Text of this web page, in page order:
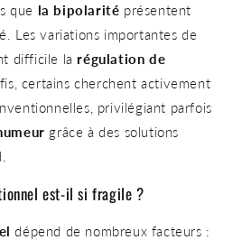
que la bipolarité présentent
Les variations importantes de
difficile la régulation de
certains cherchent activement
privilégiant parfois
grâce à des solutions
est-il si fragile ?
dépend de nombreux facteurs :